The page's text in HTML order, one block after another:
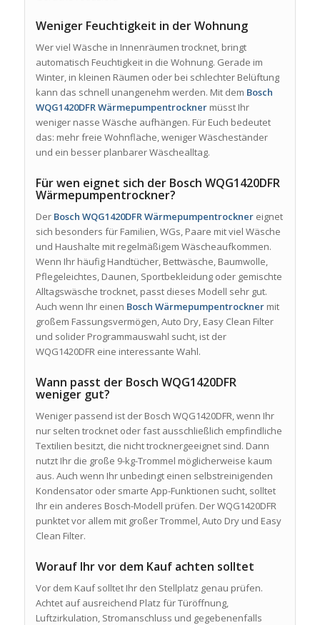
Weniger Feuchtigkeit in der Wohnung
Wer viel Wäsche in Innenräumen trocknet, bringt
automatisch Feuchtigkeit in die Wohnung. Gerade im
Winter, in kleinen Räumen oder bei schlechter Belüftung
kann das schnell unangenehm werden. Mit dem Bosch
WQG1420DFR Wärmepumpentrocknermüsst Ihr
weniger nasse Wäsche aufhängen. Für Euch bedeutet
das: mehr freie Wohnfläche, weniger Wäscheständer
und ein besser planbarer Wäschealltag.
Für wen eignet sich der Bosch WQG1420DFR
Wärmepumpentrockner?
Der Bosch WQG1420DFR Wärmepumpentrocknereignet
sich besonders für Familien, WGs, Paare mit viel Wäsche
und Haushalte mit regelmäßigem Wäscheaufkommen.
Wenn Ihr häufig Handtücher, Bettwäsche, Baumwolle,
Pflegeleichtes, Daunen, Sportbekleidung oder gemischte
Alltagswäsche trocknet, passt dieses Modell sehr gut.
Auch wenn Ihr einen Bosch Wärmepumpentrocknermit
großem Fassungsvermögen, Auto Dry, Easy Clean Filter
und solider Programmauswahl sucht, ist der
WQG1420DFR eine interessante Wahl.
Wann passt der Bosch WQG1420DFR
weniger gut?
Weniger passend ist der Bosch WQG1420DFR, wenn Ihr
nur selten trocknet oder fast ausschließlich empfindliche
Textilien besitzt, die nicht trocknergeeignet sind. Dann
nutzt Ihr die große 9-kg-Trommel möglicherweise kaum
aus. Auch wenn Ihr unbedingt einen selbstreinigenden
Kondensator oder smarte App-Funktionen sucht, solltet
Ihr ein anderes Bosch-Modell prüfen. Der WQG1420DFR
punktet vor allem mit großer Trommel, Auto Dry und Easy
Clean Filter.
Worauf Ihr vor dem Kauf achten solltet
Vor dem Kauf solltet Ihr den Stellplatz genau prüfen.
Achtet auf ausreichend Platz für Türöffnung,
Luftzirkulation, Stromanschluss und gegebenenfalls